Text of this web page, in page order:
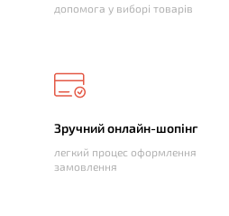
допомога у виборі товарів
Зручний онлайн-шопінг
легкий процес оформлення
замовлення